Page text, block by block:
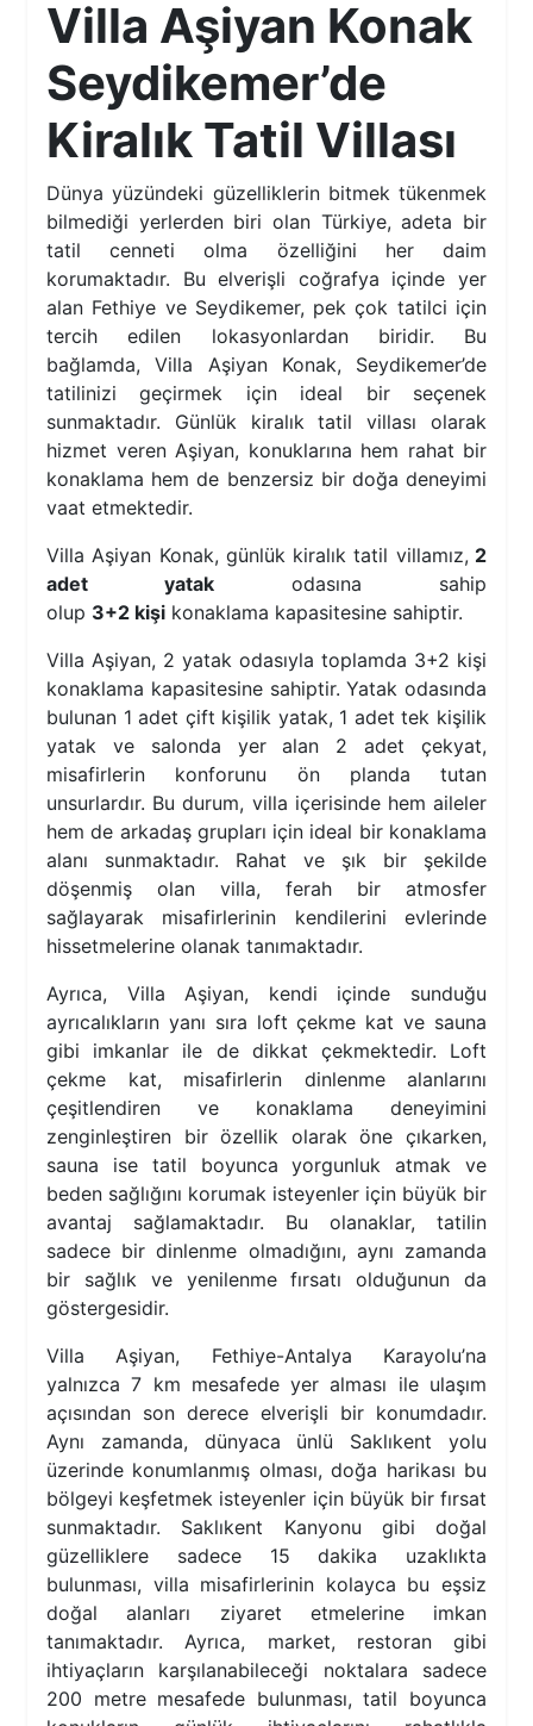
Villa Aşiyan Konak
Seydikemer’de
Kiralık Tatil Villası
Dünya yüzündeki güzelliklerin bitmek tükenmek
bilmediği yerlerden biri olan Türkiye, adeta bir
tatil cenneti olma özelliğini her daim
korumaktadır. Bu elverişli coğrafya içinde yer
alan Fethiye ve Seydikemer, pek çok tatilci için
tercih edilen lokasyonlardan biridir. Bu
bağlamda, Villa Aşiyan Konak, Seydikemer’de
tatilinizi geçirmek için ideal bir seçenek
sunmaktadır. Günlük kiralık tatil villası olarak
hizmet veren Aşiyan, konuklarına hem rahat bir
konaklama hem de benzersiz bir doğa deneyimi
vaat etmektedir.
Villa Aşiyan Konak, günlük kiralık tatil villamız, 2
adet yatak odasına sahip
olup 3+2 kişi konaklama kapasitesine sahiptir.
Villa Aşiyan, 2 yatak odasıyla toplamda 3+2 kişi
konaklama kapasitesine sahiptir. Yatak odasında
bulunan 1 adet çift kişilik yatak, 1 adet tek kişilik
yatak ve salonda yer alan 2 adet çekyat,
misafirlerin konforunu ön planda tutan
unsurlardır. Bu durum, villa içerisinde hem aileler
hem de arkadaş grupları için ideal bir konaklama
alanı sunmaktadır. Rahat ve şık bir şekilde
döşenmiş olan villa, ferah bir atmosfer
sağlayarak misafirlerinin kendilerini evlerinde
hissetmelerine olanak tanımaktadır.
Ayrıca, Villa Aşiyan, kendi içinde sunduğu
ayrıcalıkların yanı sıra loft çekme kat ve sauna
gibi imkanlar ile de dikkat çekmektedir. Loft
çekme kat, misafirlerin dinlenme alanlarını
çeşitlendiren ve konaklama deneyimini
zenginleştiren bir özellik olarak öne çıkarken,
sauna ise tatil boyunca yorgunluk atmak ve
beden sağlığını korumak isteyenler için büyük bir
avantaj sağlamaktadır. Bu olanaklar, tatilin
sadece bir dinlenme olmadığını, aynı zamanda
bir sağlık ve yenilenme fırsatı olduğunun da
göstergesidir.
Villa Aşiyan, Fethiye-Antalya Karayolu’na
yalnızca 7 km mesafede yer alması ile ulaşım
açısından son derece elverişli bir konumdadır.
Aynı zamanda, dünyaca ünlü Saklıkent yolu
üzerinde konumlanmış olması, doğa harikası bu
bölgeyi keşfetmek isteyenler için büyük bir fırsat
sunmaktadır. Saklıkent Kanyonu gibi doğal
güzelliklere sadece 15 dakika uzaklıkta
bulunması, villa misafirlerinin kolayca bu eşsiz
doğal alanları ziyaret etmelerine imkan
tanımaktadır. Ayrıca, market, restoran gibi
ihtiyaçların karşılanabileceği noktalara sadece
200 metre mesafede bulunması, tatil boyunca